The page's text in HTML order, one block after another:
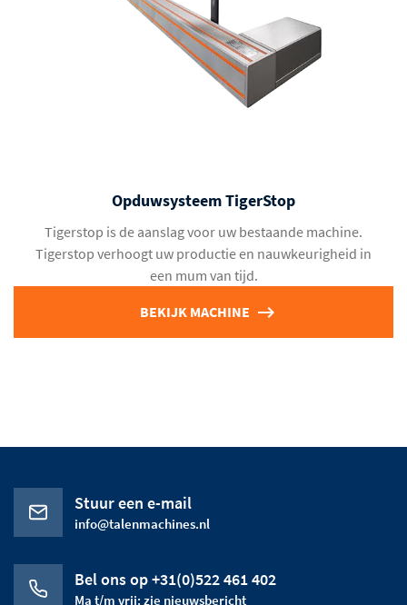
Opduwsysteem TigerStop
Tigerstop is de aanslag voor uw bestaande machine.
Tigerstop verhoogt uw productie en nauwkeurigheid in
een mum van tijd.
BEKIJK MACHINE
Stuur een e-mail
info@talenmachines.nl
Bel ons op +31(0)522 461 402
Ma t/m vrij: zie nieuwsbericht